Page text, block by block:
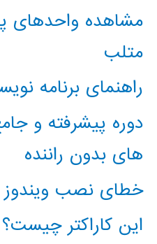
مشاهده واحدهای
متلب
راهنمای برنامه
دوره پیشرفته و
های بدون راننده
خطای نصب ویندوز
این کاراکتر چیست؟ 65279